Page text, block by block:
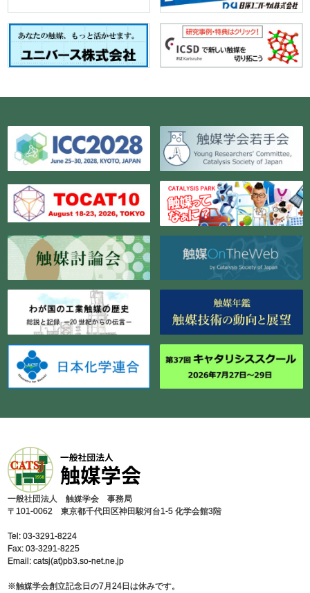
⼀般社団法⼈ 触媒学会 事務局
〒101-0062 東京都千代⽥区神⽥駿河台1-5 化学会館3階
Tel: 03-3291-8224
Fax: 03-3291-8225
Email: catsj(at)pb3.so-net.ne.jp
※触媒学会創⽴記念⽇の7⽉24⽇は休みです。